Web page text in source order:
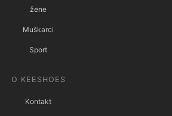
žene
Muškarci
Sport
O KEESHOES
Kontakt